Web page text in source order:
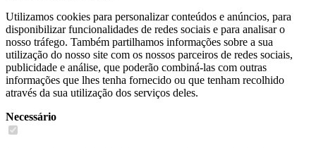
Utilizamos cookies para personalizar conteúdos e anúncios, para
disponibilizar funcionalidades de redes sociais e para analisar o
nosso tráfego. Também partilhamos informações sobre a sua
utilização do nosso site com os nossos parceiros de redes sociais,
publicidade e análise, que poderão combiná-las com outras
informações que lhes tenha fornecido ou que tenham recolhido
através da sua utilização dos serviços deles.
Necessário